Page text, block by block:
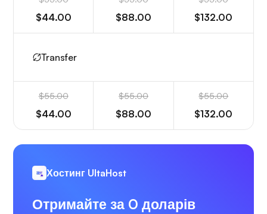
$44.00 $88.00 $132.00
Transfer
$55.00
$44.00
$55.00
$88.00
$55.00
$132.00
Хостинг UltaHost
Отримайте за 0 доларів